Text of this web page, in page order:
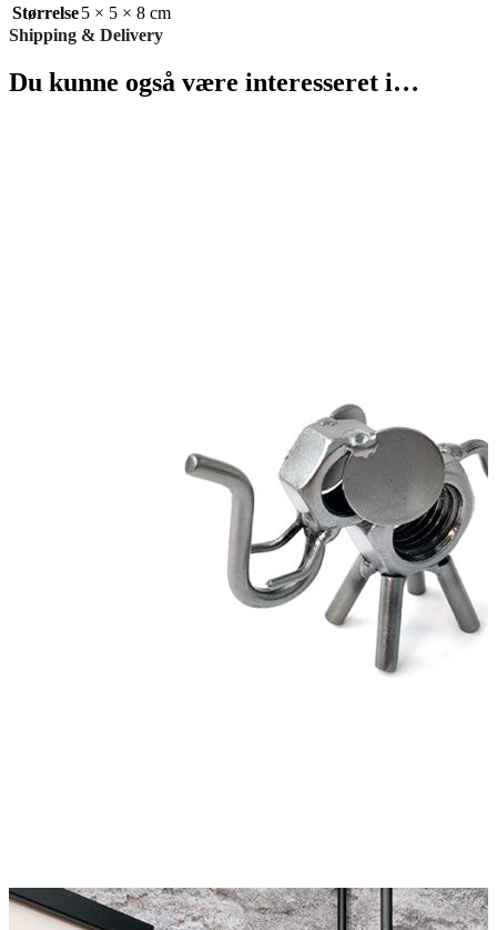
Størrelse5 × 5 × 8 cm
Shipping & Delivery
Du kunne også være interesseret i…